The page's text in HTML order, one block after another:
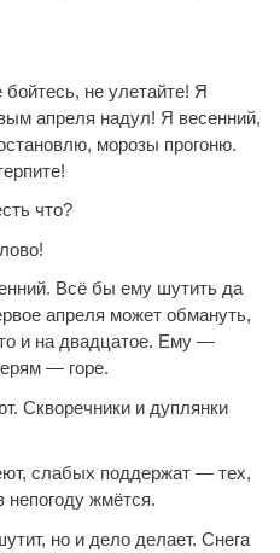
не улетайте! Я
апреля надул! Я весенний,
морозы прогоню.
что?
Всё бы ему шутить да
апреля может обмануть,
и на двадцатое. Ему —
— горе.
Скворечники и дуплянки
слабых поддержат — тех,
непогоду жмётся.
но и дело делает. Снега